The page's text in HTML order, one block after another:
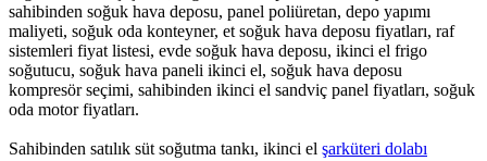
sahibinden soğuk hava deposu, panel poliüretan, depo yapımı
maliyeti, soğuk oda konteyner, et soğuk hava deposu fiyatları, raf
sistemleri fiyat listesi, evde soğuk hava deposu, ikinci el frigo
soğutucu, soğuk hava paneli ikinci el, soğuk hava deposu
kompresör seçimi, sahibinden ikinci el sandviç panel fiyatları, soğuk
oda motor fiyatları.
Sahibinden satılık süt soğutma tankı, ikinci el şarküteri dolabı